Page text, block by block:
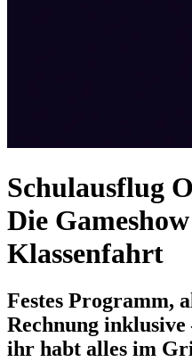
Schulausflug
Die
Klassenfahrt
Festes Programm,
Rechnung inklusive
ihr habt alles im